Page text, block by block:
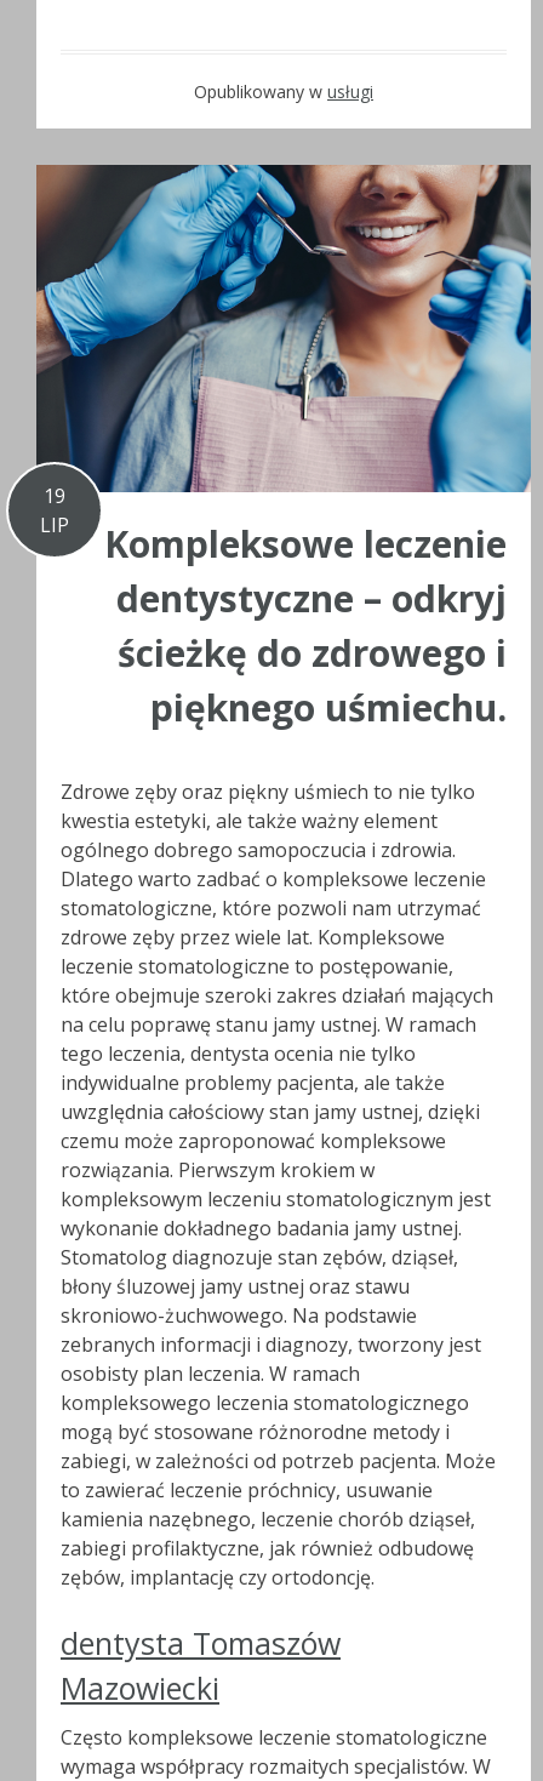
Opublikowany w usługi
19
LIP
Kompleksowe leczenie
dentystyczne – odkryj
ścieżkę do zdrowego i
pięknego uśmiechu.
Zdrowe zęby oraz piękny uśmiech to nie tylko
kwestia estetyki, ale także ważny element
ogólnego dobrego samopoczucia i zdrowia.
Dlatego warto zadbać o kompleksowe leczenie
stomatologiczne, które pozwoli nam utrzymać
zdrowe zęby przez wiele lat. Kompleksowe
leczenie stomatologiczne to postępowanie,
które obejmuje szeroki zakres działań mających
na celu poprawę stanu jamy ustnej. W ramach
tego leczenia, dentysta ocenia nie tylko
indywidualne problemy pacjenta, ale także
uwzględnia całościowy stan jamy ustnej, dzięki
czemu może zaproponować kompleksowe
rozwiązania. Pierwszym krokiem w
kompleksowym leczeniu stomatologicznym jest
wykonanie dokładnego badania jamy ustnej.
Stomatolog diagnozuje stan zębów, dziąseł,
błony śluzowej jamy ustnej oraz stawu
skroniowo-żuchwowego. Na podstawie
zebranych informacji i diagnozy, tworzony jest
osobisty plan leczenia. W ramach
kompleksowego leczenia stomatologicznego
mogą być stosowane różnorodne metody i
zabiegi, w zależności od potrzeb pacjenta. Może
to zawierać leczenie próchnicy, usuwanie
kamienia nazębnego, leczenie chorób dziąseł,
zabiegi profilaktyczne, jak również odbudowę
zębów, implantację czy ortodoncję.
dentysta Tomaszów
Mazowiecki
Często kompleksowe leczenie stomatologiczne
wymaga współpracy rozmaitych specjalistów. W